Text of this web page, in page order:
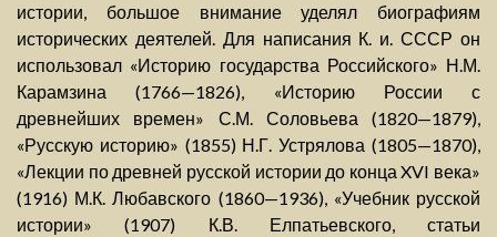
истории, большое внимание уделял биографиям
исторических деятелей. Для написания К. и. СССР он
использовал «Историю государства Российского» Н.М.
Карамзина (1766—1826), «Историю России с
древнейших времен» С.М. Соловьева (1820—1879),
«Русскую историю» (1855) Н.Г. Устрялова (1805—1870),
«Лекции по древней русской истории до конца XVI века»
(1916) М.К. Любавского (1860—1936), «Учебник русской
истории» (1907) К.В. Елпатьевского, статьи